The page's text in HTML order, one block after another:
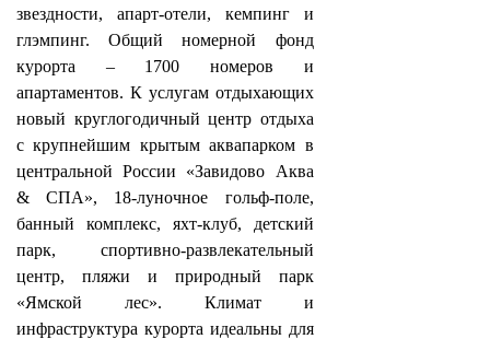
звездности, апарт-отели, кемпинг и
глэмпинг. Общий номерной фонд
курорта – 1700 номеров и
апартаментов. К услугам отдыхающих
новый круглогодичный центр отдыха
с крупнейшим крытым аквапарком в
центральной России «Завидово Аква
& СПА», 18-луночное гольф-поле,
банный комплекс, яхт-клуб, детский
парк, спортивно-развлекательный
центр, пляжи и природный парк
«Ямской лес». Климат и
инфраструктура курорта идеальны для